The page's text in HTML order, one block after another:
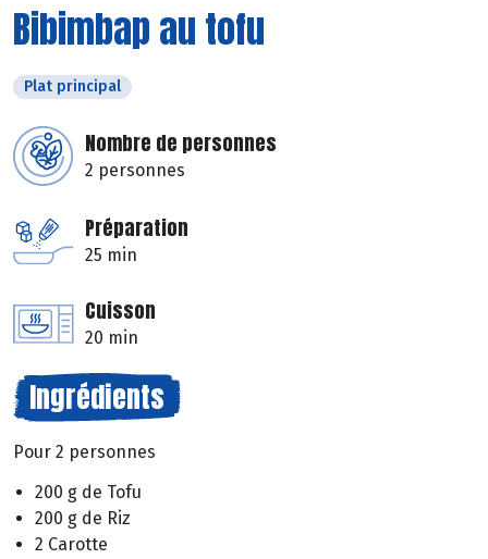
Bibimbap au tofu
Plat principal
Nombre de personnes
2 personnes
Préparation
25 min
Cuisson
20 min
Ingrédients
Pour 2 personnes
200 g de Tofu
200 g de Riz
2 Carotte